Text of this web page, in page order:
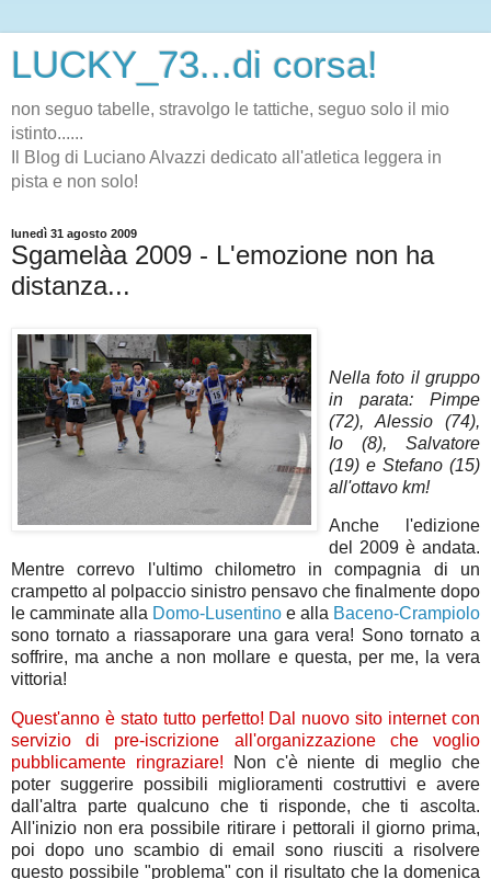
LUCKY_73...di corsa!
non seguo tabelle, stravolgo le tattiche, seguo solo il mio
istinto......
Il Blog di Luciano Alvazzi dedicato all'atletica leggera in
pista e non solo!
lunedì 31 agosto 2009
Sgamelàa 2009 - L'emozione non ha
distanza...
Nella foto il gruppo
in parata: Pimpe
(72), Alessio (74),
Io (8), Salvatore
(19) e Stefano (15)
all'ottavo km!
Anche l'edizione
del 2009 è andata.
Mentre correvo l'ultimo chilometro in compagnia di un
crampetto al polpaccio sinistro pensavo che finalmente dopo
le camminate alla Domo-Lusentino e alla Baceno-Crampiolo
sono tornato a riassaporare una gara vera! Sono tornato a
soffrire, ma anche a non mollare e questa, per me, la vera
vittoria!
Quest'anno è stato tutto perfetto! Dal nuovo sito internet con
servizio di pre-iscrizione all'organizzazione che voglio
pubblicamente ringraziare! Non c'è niente di meglio che
poter suggerire possibili miglioramenti costruttivi e avere
dall'altra parte qualcuno che ti risponde, che ti ascolta.
All'inizio non era possibile ritirare i pettorali il giorno prima,
poi dopo uno scambio di email sono riusciti a risolvere
questo possibile "problema" con il risultato che la domenica